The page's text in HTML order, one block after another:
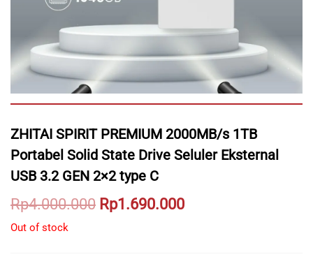
ZHITAI SPIRIT PREMIUM 2000MB/s 1TB
Portabel Solid State Drive Seluler Eksternal
USB 3.2 GEN 2×2 type C
Rp4.000.000 Original
Rp1.690.000Current
Out of stock